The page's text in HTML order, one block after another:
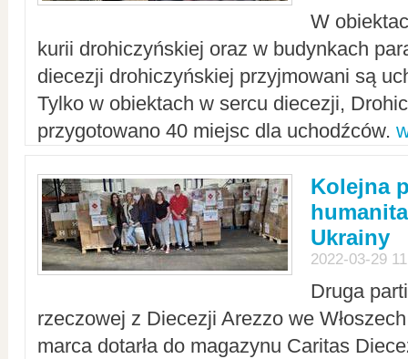
W
kurii drohiczyńskiej oraz w budynkach
diecezji drohiczyńskiej przyjmowani są
Tylko w obiektach w sercu diecezji,
przygotowano 40 miejsc dla uchodźców.
Kolejna
Ukrainy
2022-03-29
Druga
rzeczowej z Diecezji Arezzo we
marca dotarła do magazynu Caritas